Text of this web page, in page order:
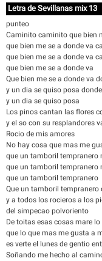
Letra de Sevillanas mix 13
punteo
Caminito caminito que bien
que bien me se a donde va
que bien me se a donde va
que bien me se a donde va
Que bien me se a donde va
y un dia se quiso posa
y un dia se quiso posa
Los pinos cantan las flores
y el so con su resplandores
Rocio de mis amores
No hay cosa que mas me
que un tamboril tempranero
que un tamboril tempranero
que un tamboril tempranero
Que un tamboril tempranero
y a todos los rocieros a los
del simpecao polvoriento
De toitas esas cosas mare
que lo que mas me gusta a
es verte el lunes de gentio
Soñando me hecho al